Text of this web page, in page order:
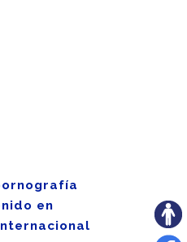
en